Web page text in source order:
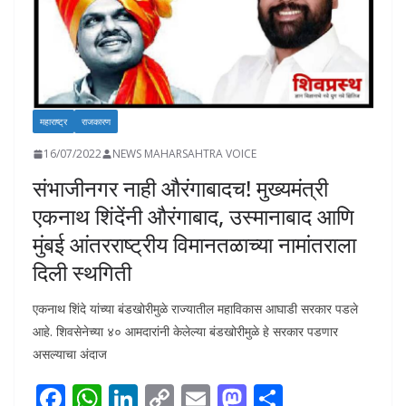
महाराष्ट्र राजकारण
16/07/2022 NEWS MAHARSAHTRA VOICE
संभाजीनगर नाही औरंगाबादच! मुख्यमंत्री
एकनाथ शिंदेंनी औरंगाबाद, उस्मानाबाद आणि
मुंबई आंतरराष्ट्रीय विमानतळाच्या नामांतराला
दिली स्थगिती
एकनाथ शिंदे यांच्या बंडखोरीमुळे राज्यातील महाविकास आघाडी सरकार पडले
आहे. शिवसेनेच्या ४० आमदारांनी केलेल्या बंडखोरीमुळे हे सरकार पडणार
असल्याचा अंदाज